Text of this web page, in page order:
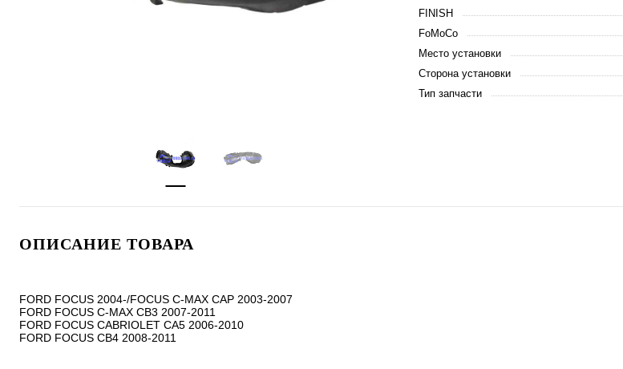
FINISH
FoMoCo
Место установки
Сторона установки
Тип запчасти
ОПИСАНИЕ ТОВАРА
FORD FOCUS 2004-/FOCUS C-MAX CAP 2003-2007
FORD FOCUS C-MAX CB3 2007-2011
FORD FOCUS CABRIOLET CA5 2006-2010
FORD FOCUS CB4 2008-2011